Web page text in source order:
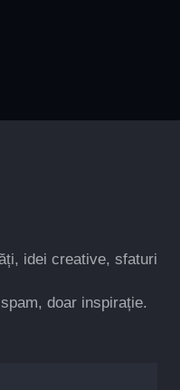
idei creative, sfaturi
doar inspirație.